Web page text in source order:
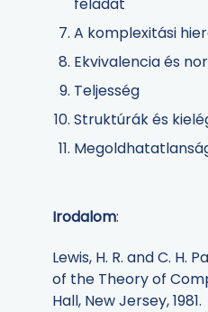
A komplexitási
Ekvivalencia és
Teljesség
Struktúrák és
Irodalom:
Lewis, H. R. and C. H.
of the Theory of
Hall, New Jersey, 1981.